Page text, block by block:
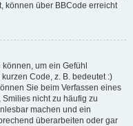
können über BBCode erreicht
um ein Gefühl
Code, z. B. bedeutet :)
Sie beim Verfassen eines
Smilies nicht zu häufig zu
machen und ein
überarbeiten oder gar